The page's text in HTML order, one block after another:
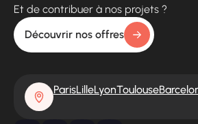
Et de contribuer à nos projets ?
Découvrir nos offres
ParisLilleLyonToulouse